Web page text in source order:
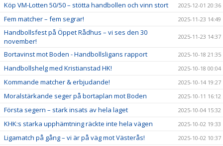
Köp VM-Lotten 50/50 – stötta handbollen och vinn stort 2025-12-01 20:36
Fem matcher – fem segrar! 2025-11-23 14:49
Handbollsfest på Öppet Rådhus – vi ses den 30
november!
2025-11-23 14:37
Bortavinst mot Boden - Handbollsligans rapport 2025-10-18 21:35
Handbollshelg med Kristianstad HK! 2025-10-18 00:04
Kommande matcher & erbjudande! 2025-10-14 19:27
Moralstärkande seger på bortaplan mot Boden 2025-10-11 16:12
Första segern – stark insats av hela laget 2025-10-04 15:32
KHK:s starka upphämtning räckte inte hela vägen 2025-10-02 19:33
Ligamatch på gång – vi är på väg mot Västerås! 2025-10-02 10:37